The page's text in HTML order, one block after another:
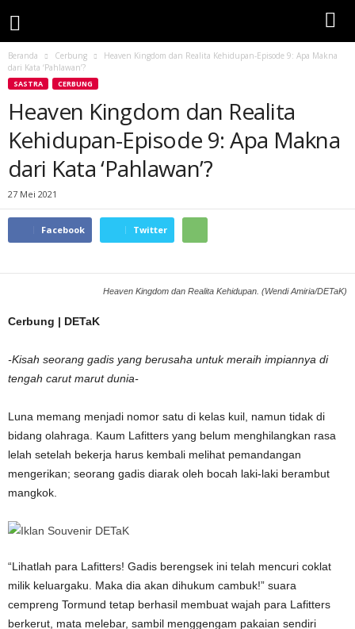
Beranda Cerbung
Heaven Kingdom dan Realita Kehidupan-Episode 9: Apa Makna
dari Kata ‘Pahlawan’?
SASTRA CERBUNG
Heaven Kingdom dan Realita
Kehidupan-Episode 9: Apa Makna
dari Kata ‘Pahlawan’?
27 Mei 2021
Facebook Twitter
Heaven Kingdom dan Realita Kehidupan. (Wendi Amiria/DETaK)
Cerbung | DETaK
-Kisah seorang gadis yang berusaha untuk meraih impiannya di
tengah carut marut dunia-
Luna memang menjadi nomor satu di kelas kuil, namun tidak di
bidang olahraga. Kaum Lafitters yang belum menghilangkan rasa
lelah setelah bekerja harus kembali melihat pemandangan
mengerikan; seorang gadis diarak oleh bocah laki-laki berambut
mangkok.
“Lihatlah para Lafitters! Gadis berengsek ini telah mencuri coklat
milik keluargaku. Maka dia akan dihukum cambuk!” suara
cempreng Tormund tetap berhasil membuat wajah para Lafitters
berkerut, mata melebar, sambil menggengam pakaian sendiri